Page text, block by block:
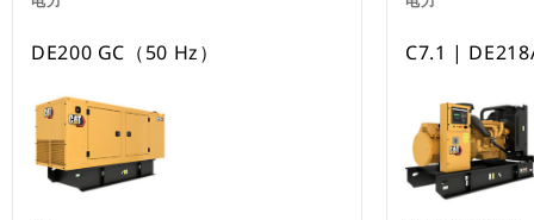
DE200 GC（50 Hz） C7.1 |